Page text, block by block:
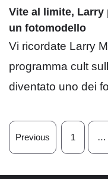
Vite al limite, Larry
un fotomodello
Vi ricordate Larry
programma cult
diventato uno dei
Previous 1 …